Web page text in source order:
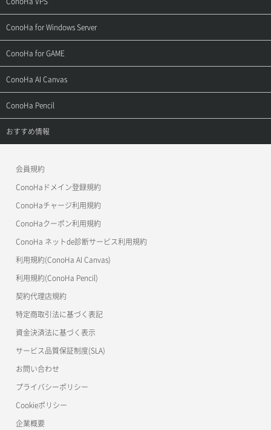
用語集
お問い合わせ
ご利用ガイド
お乗り換えガイド
よくある質問
サポートトップ
ご利用ガイド
APIドキュメントVPS2.0
APIドキュメントVPS3.0
ConoHa for Windows Server
サポートトップ
ご利用ガイド
APIドキュメントVPS2.0
APIドキュメントVPS3.0
ConoHa for GAME
サポートトップ
ご利用ガイド
ConoHa AI Canvas
サポートトップ
ご利用ガイド
ConoHa Pencil
サポートトップ
おすすめ情報
美雲このは徹底ガイド
会員規約
ConoHaドメイン登録規約
ConoHaチャージ利用規約
ConoHaクーポン利用規約
ConoHa ネットde診断サービス利用規約
利用規約(ConoHa AI Canvas)
利用規約(ConoHa Pencil)
契約代理店規約
特定商取引法に基づく表記
資金決済法に基づく表示
サービス品質保証制度(SLA)
お問い合わせ
プライバシーポリシー
Cookieポリシー
企業概要